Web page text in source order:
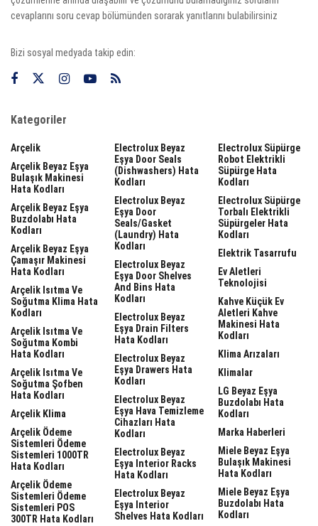
cevaplarını soru cevap bölümünden sorarak yanıtlarını bulabilirsiniz
Bizi sosyal medyada takip edin:
Kategoriler
Arçelik
Arçelik Beyaz Eşya
Bulaşık Makinesi
Hata Kodları
Arçelik Beyaz Eşya
Buzdolabı Hata
Kodları
Arçelik Beyaz Eşya
Çamaşır Makinesi
Hata Kodları
Arçelik Isıtma Ve
Soğutma Klima Hata
Kodları
Arçelik Isıtma Ve
Soğutma Kombi
Hata Kodları
Arçelik Isıtma Ve
Soğutma Şofben
Hata Kodları
Arçelik Klima
Arçelik Ödeme
Sistemleri Ödeme
Sistemleri 1000TR
Hata Kodları
Arçelik Ödeme
Sistemleri Ödeme
Sistemleri POS
300TR Hata Kodları
Electrolux Beyaz
Eşya Door Seals
(dishwashers) Hata
Kodları
Electrolux Beyaz
Eşya Door
Seals/gasket
(laundry) Hata
Kodları
Electrolux Beyaz
Eşya Door Shelves
And Bins Hata
Kodları
Electrolux Beyaz
Eşya Drain Filters
Hata Kodları
Electrolux Beyaz
Eşya Drawers Hata
Kodları
Electrolux Beyaz
Eşya Hava Temizleme
Cihazları Hata
Kodları
Electrolux Beyaz
Eşya Interior Racks
Hata Kodları
Electrolux Beyaz
Eşya Interior
Shelves Hata Kodları
Electrolux Süpürge
Robot Elektrikli
Süpürge Hata
Kodları
Electrolux Süpürge
Torbalı Elektrikli
Süpürgeler Hata
Kodları
Elektrik Tasarrufu
Ev Aletleri
Teknolojisi
Kahve Küçük Ev
Aletleri Kahve
Makinesi Hata
Kodları
Klima Arızaları
Klimalar
LG Beyaz Eşya
Buzdolabı Hata
Kodları
Marka Haberleri
Miele Beyaz Eşya
Bulaşık Makinesi
Hata Kodları
Miele Beyaz Eşya
Buzdolabı Hata
Kodları